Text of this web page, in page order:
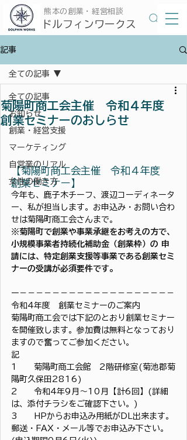
​ドルフィンワークス
​熊本の創業・経営相談
記事
全ての記事
お知らせ
創業・経営支援
マーケティング
自営業のリアル
女性の働き方
全ての記事
菊陽町商工会主催 令和４年度
創業セミナーのおしらせ
【菊陽町商工会主催　令和４年度
創業セミナー】
今年も、鹿子木チーフ、渡辺コーディネータ
ー、私が担当します。お申込み・お問い合わ
せは菊陽町商工会さんまで。
※菊陽町で創業や事業承継をお考えの方で、
小規模事業者持続化補助金（創業枠）の 申
請には、特定創業支援等事業である創業セミ
ナーの受講が必須要件です。
ー－－－－－－－－－－－－－－－－－－－
令和4年度　創業セミナーのご案内
菊陽町商工会では下記のとおり創業セミナー
を開催致します。参加費は無料となっており
ますので奮ってご参加ください。
記
1　　菊陽町商工会館　2階研修室(菊池郡菊
陽町久保田2816)
2　　令和4年9月～10月【計6回】(詳細
は、添付チラシをご確認下さい。)
3　　HPからお申込み用紙がDL出来ます。
郵送・FAX・メール等でお申込み下さい。